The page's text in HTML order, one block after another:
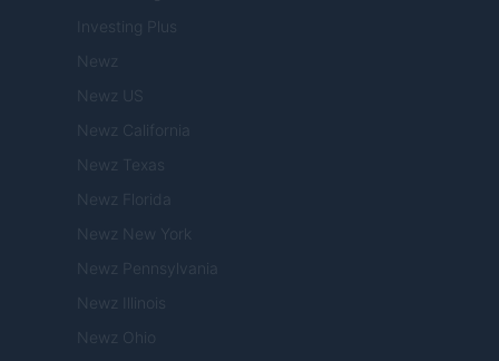
Investing Plus
Newz
Newz US
Newz California
Newz Texas
Newz Florida
Newz New York
Newz Pennsylvania
Newz Illinois
Newz Ohio